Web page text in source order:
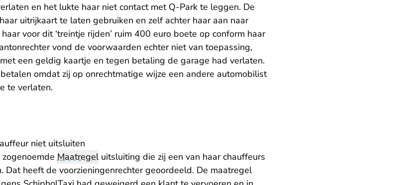
en het lukte haar niet contact met Q-Park te leggen. De
uitrijkaart te laten gebruiken en zelf achter haar aan naar
voor dit ‘treintje rijden’ ruim 400 euro boete op conform haar
vond de voorwaarden echter niet van toepassing,
een geldig kaartje en tegen betaling de garage had verlaten.
omdat zij op onrechtmatige wijze een andere automobilist
te verlaten.
niet uitsluiten
Maatregeluitsluiting die zij een van haar chauffeurs
Dat heeft de voorzieningenrechter geoordeeld. De maatregel